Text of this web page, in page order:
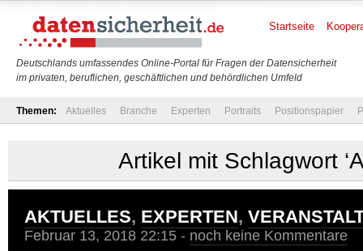
Deutschlands umfassendes Online-Portal für Fragen der Datensicherheit
im privaten, beruflichen, geschäftlichen und behördlichen Umfeld
Startseite
Themen: Aktuelles Branche Experten Portraits Positionspapier
Artikel mit Schlagwort
AKTUELLES, EXPERTEN,
Februar 13, 2018 22:15 - noch keine Kommentare